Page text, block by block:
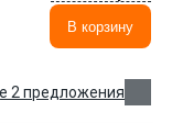
В корзину
2 предложения